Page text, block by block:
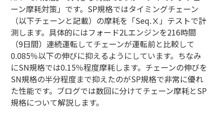
ーン摩耗対策」です。SP規格ではタイミングチェーン
（以下チェーンと記載）の摩耗を「Seq.Ⅹ」テストで計
測します。具体的にはフォード2Lエンジンを216時間
（9日間）連続運転してチェーンが運転前と比較して
0.085％以下の伸びに抑えるようにしています。ちなみ
にSN規格では0.15％程度摩耗します。チェーンの伸びを
SN規格の半分程度まで抑えたのがSP規格で非常に優れ
た性能です。ブログでは数回に分けてチェーン摩耗とSP
規格について解説します。